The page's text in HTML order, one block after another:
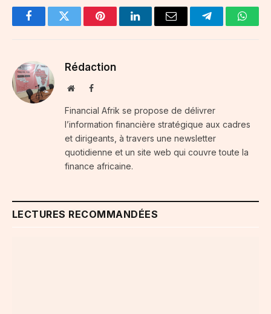
FacebookTwitter PinterestLinkedInEmail Telegram
Rédaction
WebsiteFacebook
Financial Afrik se propose de délivrer
l’information financière stratégique aux cadres
et dirigeants, à travers une newsletter
quotidienne et un site web qui couvre toute la
finance africaine.
LECTURES RECOMMANDÉES